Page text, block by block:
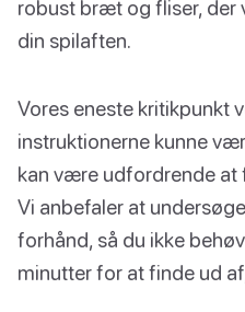
robust bræt og fliser, der
din spilaften.
Vores eneste kritikpunkt
instruktionerne kunne
kan være udfordrende at
Vi anbefaler at
forhånd, så du ikke
minutter for at finde ud